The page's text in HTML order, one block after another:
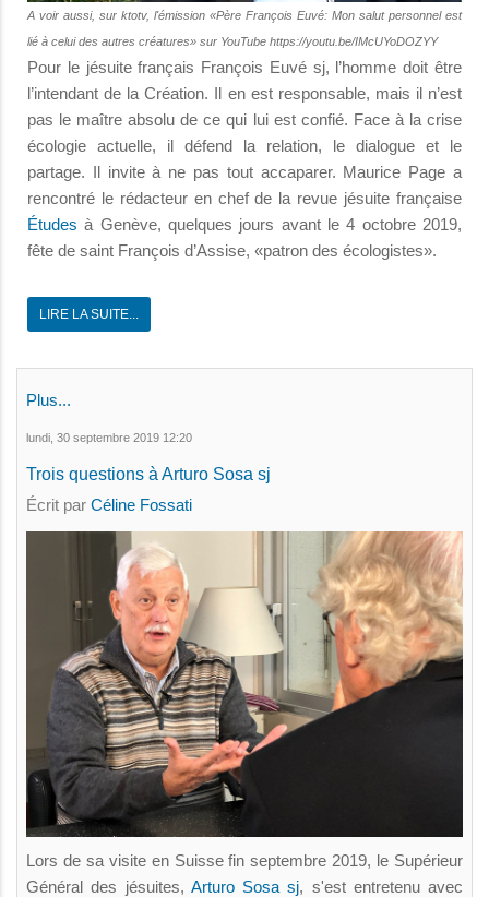
A voir aussi, sur ktotv, l'émission «Père François Euvé: Mon salut personnel est
lié à celui des autres créatures» sur YouTube https://youtu.be/IMcUYoDOZYY
Pour le jésuite français François Euvé sj, l’homme doit être
l’intendant de la Création. Il en est responsable, mais il n’est
pas le maître absolu de ce qui lui est confié. Face à la crise
écologie actuelle, il défend la relation, le dialogue et le
partage. Il invite à ne pas tout accaparer. Maurice Page a
rencontré le rédacteur en chef de la revue jésuite française
Études à Genève, quelques jours avant le 4 octobre 2019,
fête de saint François d’Assise, «patron des écologistes».
LIRE LA SUITE...
Plus...
lundi, 30 septembre 2019 12:20
Trois questions à Arturo Sosa sj
Écrit par Céline Fossati
Lors de sa visite en Suisse fin septembre 2019, le Supérieur
Général des jésuites, Arturo Sosa sj, s'est entretenu avec